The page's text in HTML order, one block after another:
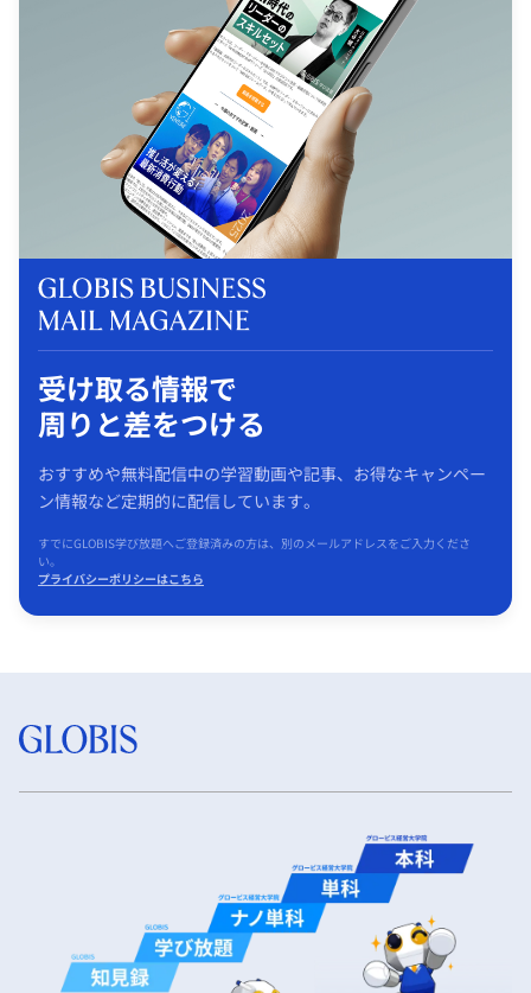
受け取る情報で
周りと差をつける
おすすめや無料配信中の学習動画や記事、お得なキャンペー
ン情報など定期的に配信しています。
すでにGLOBIS学び放題へご登録済みの方は、別のメールアドレスをご入力くださ
い。
プライバシーポリシーはこちら